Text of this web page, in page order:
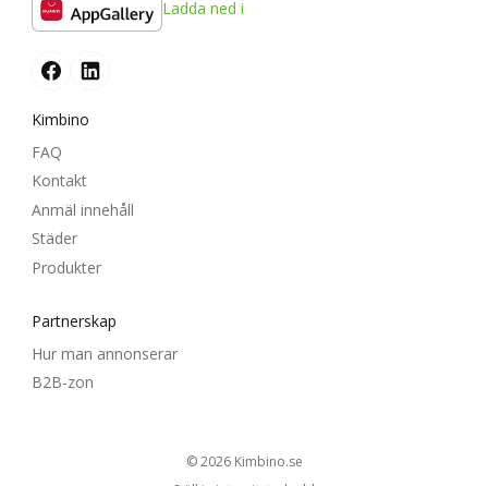
Ladda ned i
Kimbino
FAQ
Kontakt
Anmäl innehåll
Städer
Produkter
Partnerskap
Hur man annonserar
B2B-zon
© 2026 kimbino.se